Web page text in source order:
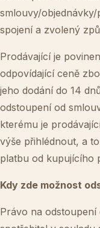
smlouvy/
spojení a zvolený
Prodávající je
odpovídající ceně
jeho dodání do 14
odstoupení od
kterému je
výše přihlédnout, a
platbu od kupujícího
Kdy zde možnost
Právo na